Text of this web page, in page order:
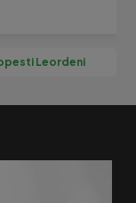
Leordeni